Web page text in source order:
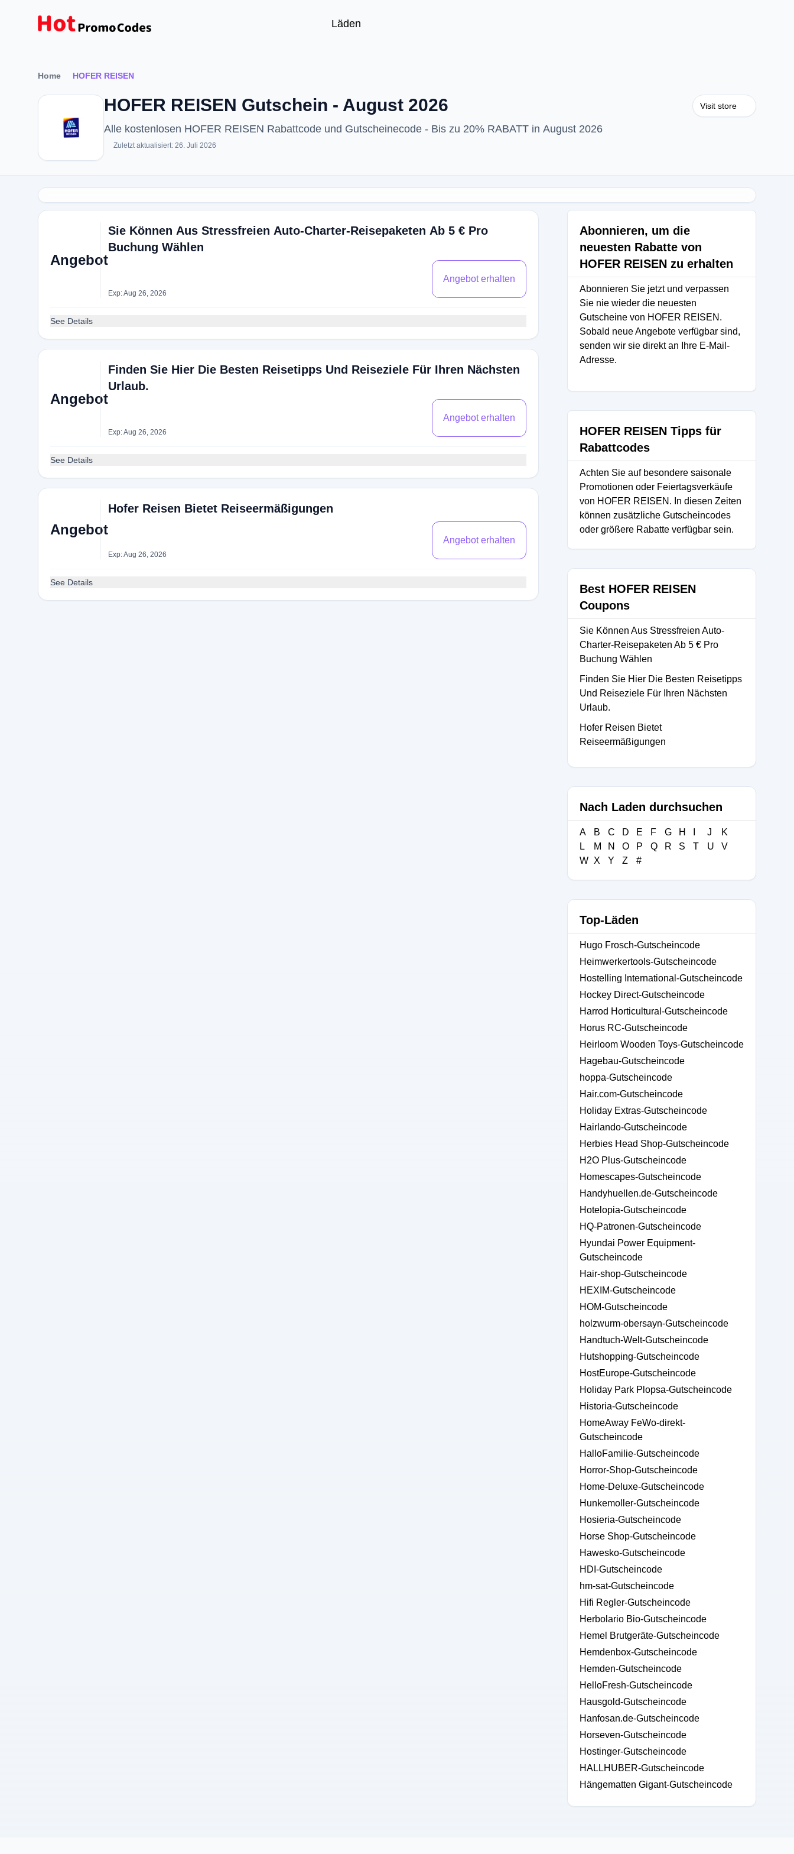
Läden
Home HOFER REISEN
HOFER REISEN Gutschein - August 2026
Alle kostenlosen HOFER REISEN Rabattcode und Gutscheinecode - Bis zu 20% RABATT in August 2026
Zuletzt aktualisiert: 26. Juli 2026
Visit store
Angebot
Sie Können Aus Stressfreien Auto-Charter-Reisepaketen Ab 5 € Pro
Buchung Wählen
Exp: Aug 26, 2026
Angebot erhalten
See Details
Angebot
Finden Sie Hier Die Besten Reisetipps Und Reiseziele Für Ihren Nächsten
Urlaub.
Exp: Aug 26, 2026
Angebot erhalten
See Details
Angebot
Hofer Reisen Bietet Reiseermäßigungen
Exp: Aug 26, 2026
Angebot erhalten
See Details
Abonnieren, um die
neuesten Rabatte von
HOFER REISEN zu erhalten
Abonnieren Sie jetzt und verpassen
Sie nie wieder die neuesten
Gutscheine von HOFER REISEN.
Sobald neue Angebote verfügbar sind,
senden wir sie direkt an Ihre E-Mail-
Adresse.
HOFER REISEN Tipps für
Rabattcodes
Achten Sie auf besondere saisonale
Promotionen oder Feiertagsverkäufe
von HOFER REISEN. In diesen Zeiten
können zusätzliche Gutscheincodes
oder größere Rabatte verfügbar sein.
Best HOFER REISEN
Coupons
Sie Können Aus Stressfreien Auto-
Charter-Reisepaketen Ab 5 € Pro
Buchung Wählen
Finden Sie Hier Die Besten Reisetipps
Und Reiseziele Für Ihren Nächsten
Urlaub.
Hofer Reisen Bietet
Reiseermäßigungen
Nach Laden durchsuchen
A B C D E F G H J
K
L
M N O P Q R S T U
V
W X Y Z #
Top-Läden
Hugo Frosch-Gutscheincode
Heimwerkertools-Gutscheincode
Hostelling International-Gutscheincode
Hockey Direct-Gutscheincode
Harrod Horticultural-Gutscheincode
Horus RC-Gutscheincode
Heirloom Wooden Toys-Gutscheincode
Hagebau-Gutscheincode
hoppa-Gutscheincode
Hair.com-Gutscheincode
Holiday Extras-Gutscheincode
Hairlando-Gutscheincode
Herbies Head Shop-Gutscheincode
H2O Plus-Gutscheincode
Homescapes-Gutscheincode
Handyhuellen.de-Gutscheincode
Hotelopia-Gutscheincode
HQ-Patronen-Gutscheincode
Hyundai Power Equipment-
Gutscheincode
Hair-shop-Gutscheincode
HEXIM-Gutscheincode
HOM-Gutscheincode
holzwurm-obersayn-Gutscheincode
Handtuch-Welt-Gutscheincode
Hutshopping-Gutscheincode
HostEurope-Gutscheincode
Holiday Park Plopsa-Gutscheincode
Historia-Gutscheincode
HomeAway FeWo-direkt-
Gutscheincode
HalloFamilie-Gutscheincode
Horror-Shop-Gutscheincode
Home-Deluxe-Gutscheincode
Hunkemoller-Gutscheincode
Hosieria-Gutscheincode
Horse Shop-Gutscheincode
Hawesko-Gutscheincode
HDI-Gutscheincode
hm-sat-Gutscheincode
Hifi Regler-Gutscheincode
Herbolario Bio-Gutscheincode
Hemel Brutgeräte-Gutscheincode
Hemdenbox-Gutscheincode
Hemden-Gutscheincode
HelloFresh-Gutscheincode
Hausgold-Gutscheincode
Hanfosan.de-Gutscheincode
Horseven-Gutscheincode
Hostinger-Gutscheincode
HALLHUBER-Gutscheincode
Hängematten Gigant-Gutscheincode